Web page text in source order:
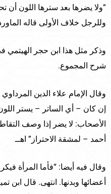
“ولا يضرها بعد سترها اللون أن
وللرجل خلاف الأولى قاله
وذكر مثل هذا ابن حجر الهيتمي
شرح المجموع.
وقال الإمام علاء الدين
إن كان – أي الساتر – يستر
الأصحاب: لا يضر إذا وصف
أحمد – لمشقة الاحتراز” اهــ
وقال فيه أيضا: “فأما المرأة
أعضائها وبدنها. انتهى. قال ابن